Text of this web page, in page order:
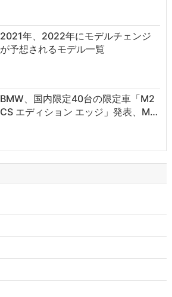
2021年、2022年にモデルチェンジ
が予想されるモデル一覧
BMW、国内限定40台の限定車「M2
CS エディション エッジ」発表、M…